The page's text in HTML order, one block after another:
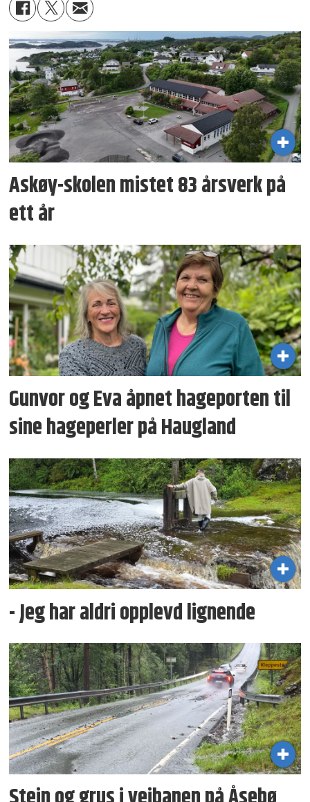
Askøy-skolen mistet 83 årsverk på
ett år
Gunvor og Eva åpnet hageporten til
sine hageperler på Haugland
- Jeg har aldri opplevd lignende